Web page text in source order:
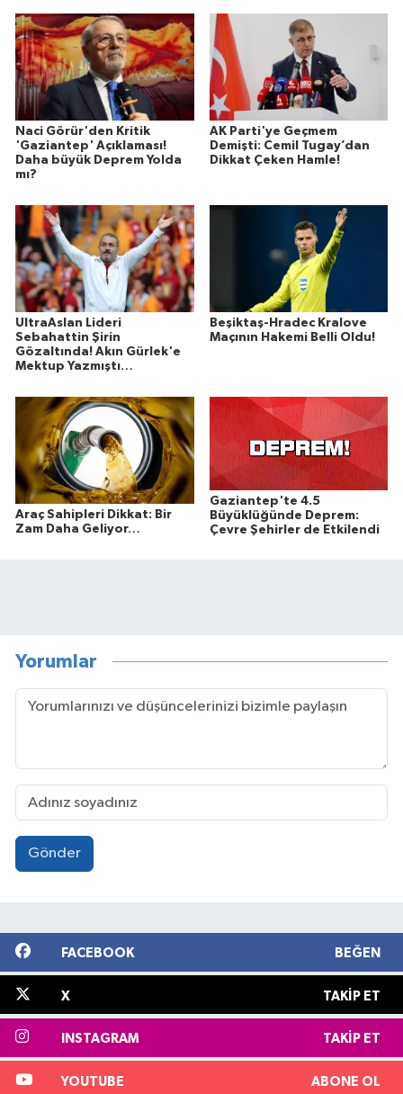
Naci Görür'den Kritik
'Gaziantep' Açıklaması!
Daha büyük Deprem Yolda
mı?
AK Parti'ye Geçmem
Demişti: Cemil Tugay’dan
Dikkat Çeken Hamle!
UltraAslan Lideri
Sebahattin Şirin
Gözaltında! Akın Gürlek'e
Mektup Yazmıştı…
Beşiktaş-Hradec Kralove
Maçının Hakemi Belli Oldu!
Araç Sahipleri Dikkat: Bir
Zam Daha Geliyor…
Gaziantep'te 4.5
Büyüklüğünde Deprem:
Çevre Şehirler de Etkilendi
Yorumlar
Gönder
FACEBOOK BEĞEN
X TAKIP ET
INSTAGRAM TAKIP ET
YOUTUBE ABONE OL